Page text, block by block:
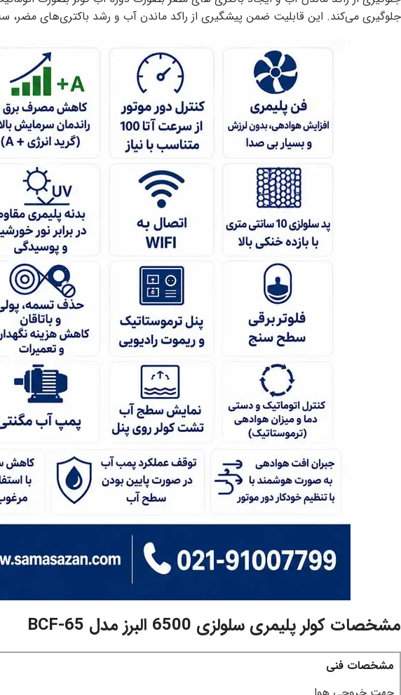
جلوگیری می‌کند. این قابلیت ضمن پیشگیری از راکد ماندن آب و رشد باکتری‌های مضر،
مشخصات کولر پلیمری سلولزی 6500 البرز مدل BCF-65
مشخصات فنی